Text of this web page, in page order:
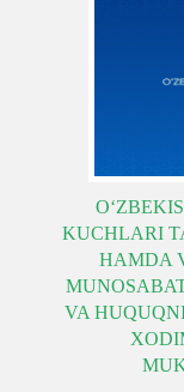
KUCHLARI
HAMDA
VA